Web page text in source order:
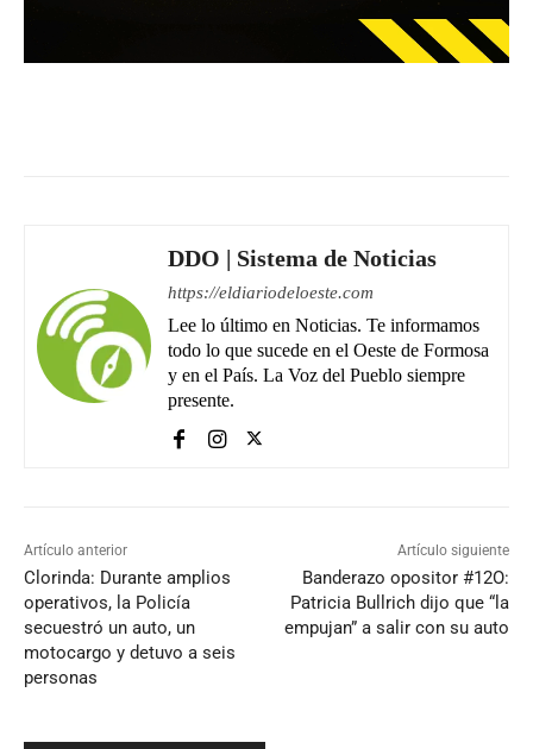
DDO | Sistema de Noticias
https://eldiariodeloeste.com
Lee lo último en Noticias. Te informamos
todo lo que sucede en el Oeste de Formosa
y en el País. La Voz del Pueblo siempre
presente.
Artículo anterior
Clorinda: Durante amplios
operativos, la Policía
secuestró un auto, un
motocargo y detuvo a seis
personas
Artículo siguiente
Banderazo opositor #12O:
Patricia Bullrich dijo que “la
empujan” a salir con su auto